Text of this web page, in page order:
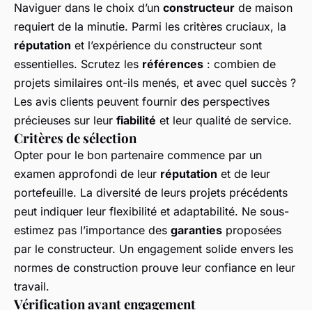
Naviguer dans le choix d’un constructeur de maison
requiert de la minutie. Parmi les critères cruciaux, la
réputation et l’expérience du constructeur sont
essentielles. Scrutez les références : combien de
projets similaires ont-ils menés, et avec quel succès ?
Les avis clients peuvent fournir des perspectives
précieuses sur leur fiabilité et leur qualité de service.
Critères de sélection
Opter pour le bon partenaire commence par un
examen approfondi de leur réputation et de leur
portefeuille. La diversité de leurs projets précédents
peut indiquer leur flexibilité et adaptabilité. Ne sous-
estimez pas l’importance des garanties proposées
par le constructeur. Un engagement solide envers les
normes de construction prouve leur confiance en leur
travail.
Vérification avant engagement